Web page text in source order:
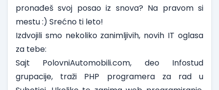
pronađeš svoj posao iz snova? Na pravom si
mestu :) Srećno ti leto!
Izdvojili smo nekoliko zanimljivih, novih IT oglasa
za tebe:
Sajt PolovniAutomobili.com, deo Infostud
grupacije, traži PHP programeraza rad u